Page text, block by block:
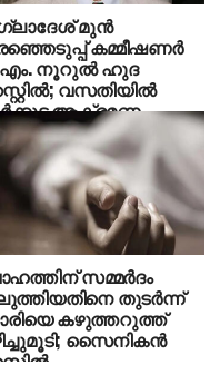
മുന്‍
കമ്മീഷണര്‍
നൂറുല്‍ ഹുദ
വസതിയില്‍
ആക്രമണം
സമ്മര്‍ദം
തുടര്‍ന്ന്
കഴുത്തറുത്ത്
സൈനികന്‍